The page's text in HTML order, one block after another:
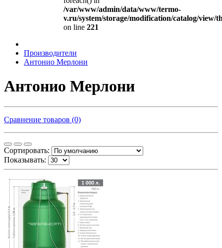
/var/www/admin/data/www/termo-
v.ru/system/storage/modification/catalog/view/
on line 221
Производители
Aнтонио Мерлони
Aнтонио Мерлони
Сравнение товаров (0)
Сортировать:
Показывать: